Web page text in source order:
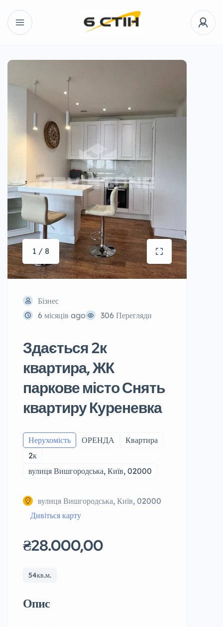
1 / 8
Бізнес
6 місяців ago
306 Перегляди
Здається 2к
квартира, ЖК
паркове місто Снять
квартиру Куреневка
Нерухомість ОРЕНДА
Квартира
2к
вулиця Вишгородська, Київ, 02000
вулиця Вишгородська, Київ, 02000
Дивіться карту
₴28.000,00
54кв.м.
Опис